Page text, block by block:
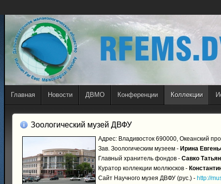
Главная Новости ДВМО Конференции Коллекции
Зоологический музей ДВФУ
Адрес: Владивосток 690000, Океанский
Зав. Зоологическим музеем - Ирина
Главный хранитель фондов - Савко
Куратор коллекции моллюсков -
Сайт Научного музея ДВФУ (рус.) - http://